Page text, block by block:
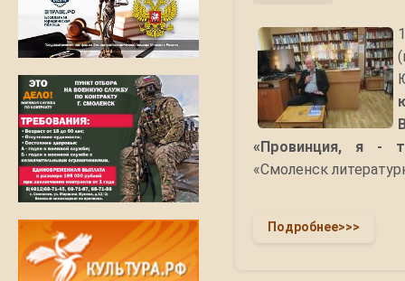
«Провинция, я -
«Смоленск
Подробнее>>>